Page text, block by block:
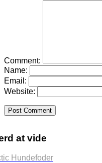
Comment:
Name:
Email:
Website:
at vide
Hundefoder